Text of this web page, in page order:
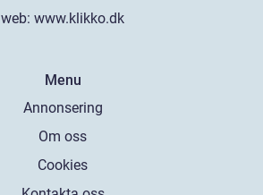
web: www.klikko.dk
Menu
Annonsering
Om oss
Cookies